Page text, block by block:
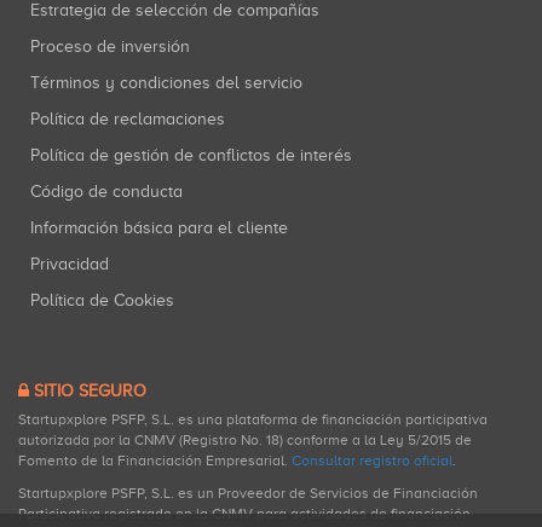
Estrategia de selección de compañías
Proceso de inversión
Términos y condiciones del servicio
Política de reclamaciones
Política de gestión de conflictos de interés
Código de conducta
Información básica para el cliente
Privacidad
Política de Cookies
SITIO SEGURO
Startupxplore PSFP, S.L. es una plataforma de financiación participativa
autorizada por la CNMV (Registro No. 18) conforme a la Ley 5/2015 de
Fomento de la Financiación Empresarial. Consultar registro oficial.
Startupxplore PSFP, S.L. es un Proveedor de Servicios de Financiación
Participativa registrado en la CNMV para actividades de financiación